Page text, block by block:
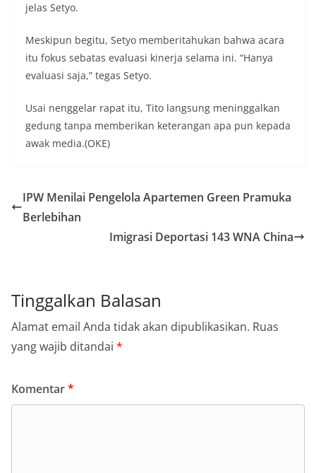
jelas Setyo.
Meskipun begitu, Setyo memberitahukan bahwa acara
itu fokus sebatas evaluasi kinerja selama ini. “Hanya
evaluasi saja,” tegas Setyo.
Usai nenggelar rapat itu, Tito langsung meninggalkan
gedung tanpa memberikan keterangan apa pun kepada
awak media.(OKE)
IPW Menilai Pengelola Apartemen Green Pramuka
Berlebihan
Imigrasi Deportasi 143 WNA China
Tinggalkan Balasan
Alamat email Anda tidak akan dipublikasikan. Ruas
yang wajib ditandai *
Komentar*